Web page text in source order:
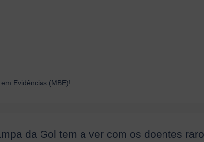
Evidências (MBE)!
da Gol tem a ver com os doentes